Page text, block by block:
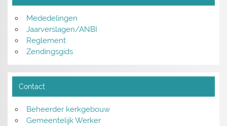
Mededelingen
Jaarverslagen/ANBI
Reglement
Zendingsgids
Contact
Beheerder kerkgebouw
Gemeentelijk Werker